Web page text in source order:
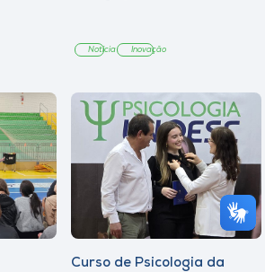
Notícia Inovação
Curso de Psicologia da